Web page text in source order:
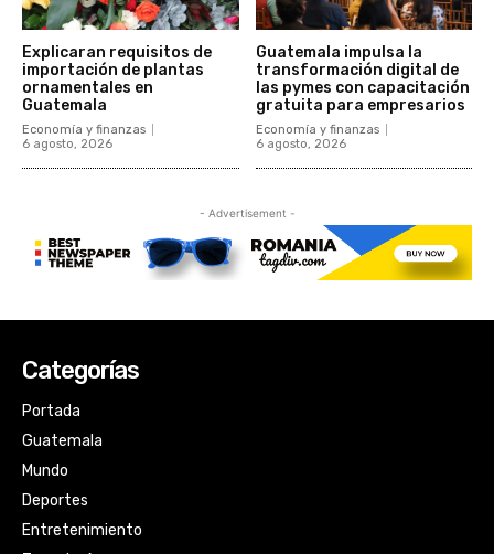
Categorías
Portada
Guatemala
Mundo
Deportes
Entretenimiento